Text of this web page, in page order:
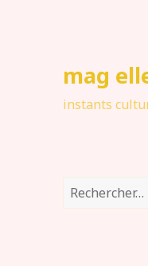
mag
instants
Rechercher :